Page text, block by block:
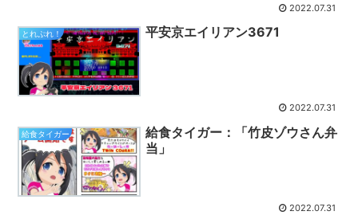
2022.07.31
とれぷれ！ 平安京エイリアン3671
2022.07.31
給食タイガー
給食タイガー：「竹皮ゾウさん弁
当」
2022.07.31